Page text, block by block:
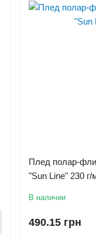
Плед полар-
"Sun Line" 230 г/
В наличии
490.15 грн